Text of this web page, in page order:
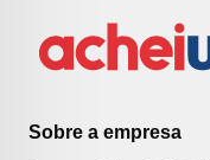
Sobre a empresa